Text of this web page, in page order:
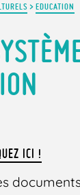
>EDUCATION
ICI !